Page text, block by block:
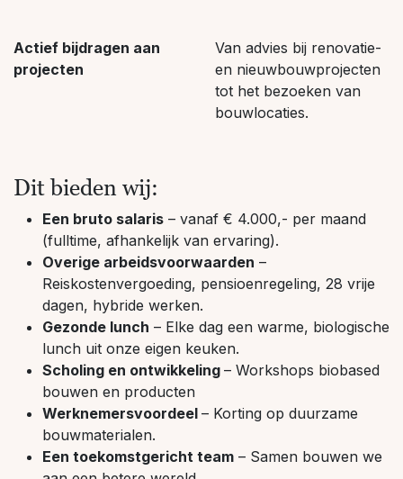
Actief bijdragen aan
projecten
Van advies bij renovatie-
en nieuwbouwprojecten
tot het bezoeken van
bouwlocaties.
Dit bieden wij:
Een bruto salaris – vanaf € 4.000,- per maand
(fulltime, afhankelijk van ervaring).
Overige arbeidsvoorwaarden –
Reiskostenvergoeding, pensioenregeling, 28 vrije
dagen, hybride werken.
Gezonde lunch – Elke dag een warme, biologische
lunch uit onze eigen keuken.
Scholing en ontwikkeling – Workshops biobased
bouwen en producten
Werknemersvoordeel – Korting op duurzame
bouwmaterialen.
Een toekomstgericht team – Samen bouwen we